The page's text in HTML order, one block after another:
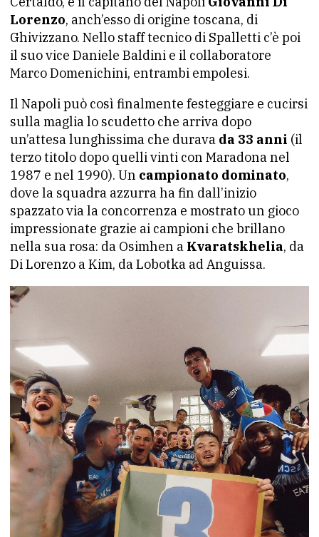
Lorenzo, anch’esso di origine toscana, di
Ghivizzano. Nello staff tecnico di Spalletti c’è poi
il suo vice Daniele Baldini e il collaboratore
Marco Domenichini, entrambi empolesi.
Il Napoli può così finalmente festeggiare e cucirsi
sulla maglia lo scudetto che arriva dopo
un’attesa lunghissima che durava da 33 anni (il
terzo titolo dopo quelli vinti con Maradona nel
1987 e nel 1990). Un campionato dominato,
dove la squadra azzurra ha fin dall’inizio
spazzato via la concorrenza e mostrato un gioco
impressionate grazie ai campioni che brillano
nella sua rosa: da Osimhen a Kvaratskhelia, da
Di Lorenzo a Kim, da Lobotka ad Anguissa.